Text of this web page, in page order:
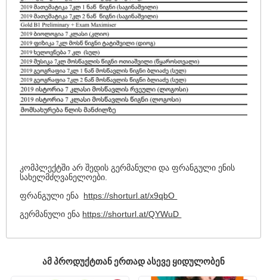
კომპლექტში არ შედის გერმანული და ფრანგული ენის
სახელმძღვანელოები.
ფრანგული ენა https://shorturl.at/x9qbO
გერმანული ენა https://shorturl.at/QYWuD
ᲐᲛ ᲞᲠᲝᲓᲣᲥᲢᲗᲐᲜ ᲔᲠᲗᲐᲓ ᲐᲡᲔᲕᲔ ᲧᲘᲓᲣᲚᲝᲑᲔᲜ